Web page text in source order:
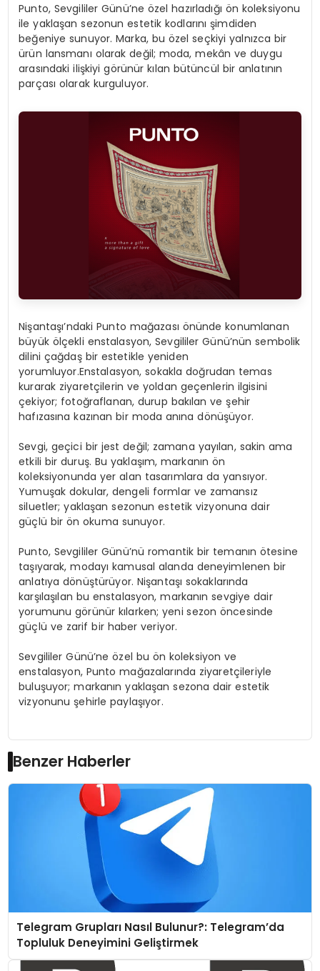
Punto, Sevgililer Günü’ne özel hazırladığı ön koleksiyonu
ile yaklaşan sezonun estetik kodlarını şimdiden
beğeniye sunuyor. Marka, bu özel seçkiyi yalnızca bir
ürün lansmanı olarak değil; moda, mekân ve duygu
arasındaki ilişkiyi görünür kılan bütüncül bir anlatının
parçası olarak kurguluyor.
Nişantaşı’ndaki Punto mağazası önünde konumlanan
büyük ölçekli enstalasyon, Sevgililer Günü’nün sembolik
dilini çağdaş bir estetikle yeniden
yorumluyor.Enstalasyon, sokakla doğrudan temas
kurarak ziyaretçilerin ve yoldan geçenlerin ilgisini
çekiyor; fotoğraflanan, durup bakılan ve şehir
hafızasına kazınan bir moda anına dönüşüyor.
Sevgi, geçici bir jest değil; zamana yayılan, sakin ama
etkili bir duruş. Bu yaklaşım, markanın ön
koleksiyonunda yer alan tasarımlara da yansıyor.
Yumuşak dokular, dengeli formlar ve zamansız
siluetler; yaklaşan sezonun estetik vizyonuna dair
güçlü bir ön okuma sunuyor.
Punto, Sevgililer Günü’nü romantik bir temanın ötesine
taşıyarak, modayı kamusal alanda deneyimlenen bir
anlatıya dönüştürüyor. Nişantaşı sokaklarında
karşılaşılan bu enstalasyon, markanın sevgiye dair
yorumunu görünür kılarken; yeni sezon öncesinde
güçlü ve zarif bir haber veriyor.
Sevgililer Günü’ne özel bu ön koleksiyon ve
enstalasyon, Punto mağazalarında ziyaretçileriyle
buluşuyor; markanın yaklaşan sezona dair estetik
vizyonunu şehirle paylaşıyor.
Benzer Haberler
Telegram Grupları Nasıl Bulunur?: Telegram’da
Topluluk Deneyimini Geliştirmek